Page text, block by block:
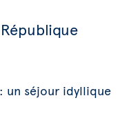
un séjour idyllique